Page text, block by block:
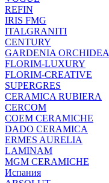
REFIN
IRIS FMG
ITALGRANITI
CENTURY
GARDENIA ORCHIDEA
FLORIM-LUXURY
FLORIM-CREATIVE
SUPERGRES
CERAMICA RUBIERA
CERCOM
COEM CERAMICHE
DADO CERAMICA
ERMES AURELIA
LAMINAM
MGM CERAMICHE
Испания